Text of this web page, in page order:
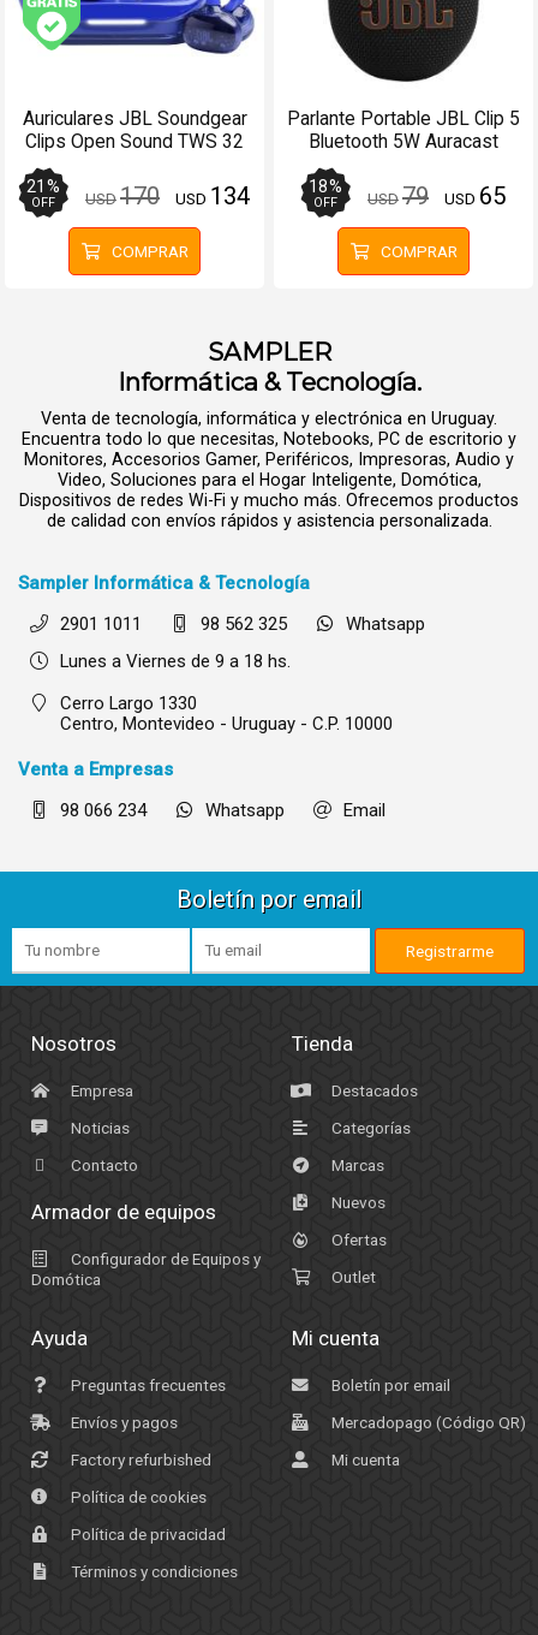
Envío gratis (Ver Envíos y Pagos)
Auriculares JBL Soundgear
Clips Open Sound TWS 32
21 %
OFF USD170 USD 134
COMPRAR
Parlante Portable JBL Clip 5
Bluetooth 5W Auracast
18%
OFF USD79 USD 65
COMPRAR
SAMPLER
Informática & Tecnología.
Venta de tecnología, informática y electrónica en Uruguay.
Encuentra todo lo que necesitas, Notebooks, PC de escritorio y
Monitores, Accesorios Gamer, Periféricos, Impresoras, Audio y
Video, Soluciones para el Hogar Inteligente, Domótica,
Dispositivos de redes Wi-Fi y mucho más. Ofrecemos productos
de calidad con envíos rápidos y asistencia personalizada.
Sampler Informática & Tecnología
2901 1011
98 562 325
Whatsapp
Lunes a Viernes de 9 a 18 hs.
Cerro Largo 1330
Centro, Montevideo - Uruguay - C.P. 10000
Venta a Empresas
98 066 234
Whatsapp Email
Boletín por email
Nosotros
Empresa
Noticias
Contacto
Armador de equipos
Configurador de Equipos y
Domótica
Tienda
Destacados
Categorías
Marcas
Nuevos
Ofertas
Outlet
Ayuda
Preguntas frecuentes
Envíos y pagos
Factory refurbished
Política de cookies
Política de privacidad
Términos y condiciones
Mi cuenta
Boletín por email
Mercadopago (Código QR)
Mi cuenta